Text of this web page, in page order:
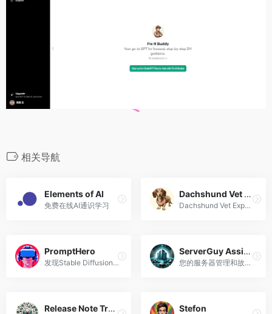
相关导航
Elements of AI
免费在线AI通识学习
Dachshund Vet Expert
Dachshund Vet Expert可以帮助您解决有关宠物的任何问题。
PromptHero
发现Stable Diffusion、ChatGPT和Midjourney的提示用语
ServerGuy Assistant
您的服务器管理和故障排除专家
Release Note Translator Stefon